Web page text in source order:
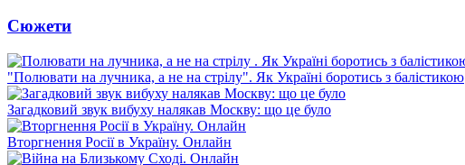
Сюжети
"Полювати на лучника, а не на стрілу". Як Україні боротись з балістикою
Загадковий звук вибуху налякав Москву: що це було
Вторгнення Росії в Україну. Онлайн